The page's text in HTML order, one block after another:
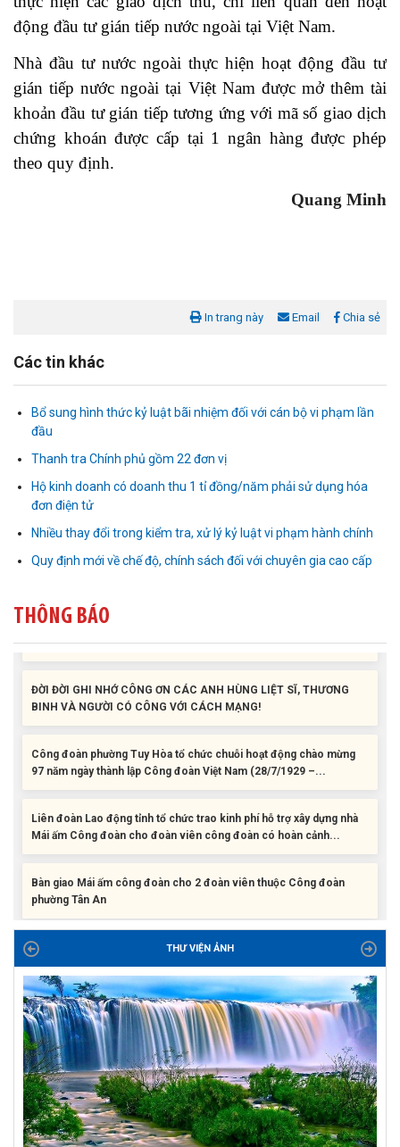
động đầu tư gián tiếp nước ngoài tại Việt Nam.
Nhà đầu tư nước ngoài thực hiện hoạt động đầu tư
gián tiếp nước ngoài tại Việt Nam được mở thêm tài
khoản đầu tư gián tiếp tương ứng với mã số giao dịch
chứng khoán được cấp tại 1 ngân hàng được phép
theo quy định.
Quang Minh
In trang này Email Chia sẻ
Các tin khác
Bổ sung hình thức kỷ luật bãi nhiệm đối với cán bộ vi phạm lần
đầu
Thanh tra Chính phủ gồm 22 đơn vị
Hộ kinh doanh có doanh thu 1 tỉ đồng/năm phải sử dụng hóa
đơn điện tử
Nhiều thay đổi trong kiểm tra, xử lý kỷ luật vi phạm hành chính
Quy định mới về chế độ, chính sách đối với chuyên gia cao cấp
THÔNG BÁO
Mái ấm Công đoàn cho đoàn viên công đoàn có hoàn cảnh...
Bàn giao Mái ấm công đoàn cho 2 đoàn viên thuộc Công đoàn
phường Tân An
Liên đoàn Lao động tỉnh trao tặng 100 bộ bút chấm đọc tiếng Anh
cho con đoàn viên, người lao động khó khăn trước khai...
BINH VÀ NGƯỜI CÓ CÔNG VỚI CÁCH MẠNG!
97 năm ngày thành lập Công đoàn Việt Nam (28/7/1929 –...
Mái ấm Công đoàn cho đoàn viên công đoàn có hoàn cảnh...
phường Tân An
Liên đoàn Lao động tỉnh trao tặng 100 bộ bút chấm đọc tiếng Anh
cho con đoàn viên, người lao động khó khăn trước khai...
ĐỜI ĐỜI GHI NHỚ CÔNG ƠN CÁC ANH HÙNG LIỆT SĨ, THƯƠNG
BINH VÀ NGƯỜI CÓ CÔNG VỚI CÁCH MẠNG!
Công đoàn phường Tuy Hòa tổ chức chuỗi hoạt động chào mừng
97 năm ngày thành lập Công đoàn Việt Nam (28/7/1929 –...
THƯ VIỆN ẢNH